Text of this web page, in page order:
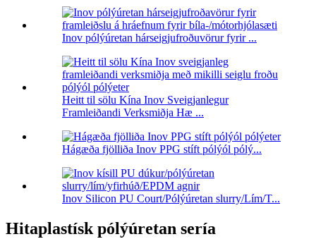
Inov pólýúretan hárseigjufroðuvörur fyrir ...
Heitt til sölu Kína Inov Sveigjanlegur
Framleiðandi Verksmiðja Hæ ...
Hágæða fjölliða Inov PPG stíft pólýól pólý...
Inov Silicon PU Court/Pólýúretan slurry/Lím/T...
Hitaplastísk pólýúretan sería